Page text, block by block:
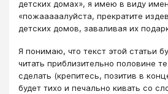
детских домах», я имею в виду
«пожааааалуйста, прекратите
детских домов, заваливая их
Я понимаю, что текст этой статьи
читать приблизительно половине
сделать (крепитесь, позитив в
будет тихо и печально кивать со